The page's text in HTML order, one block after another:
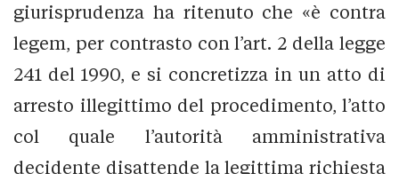
giurisprudenza ha ritenuto che «è contra
legem, per contrasto con l’art. 2 della legge
241 del 1990, e si concretizza in un atto di
arresto illegittimo del procedimento, l’atto
col quale l’autorità amministrativa
decidente disattende la legittima richiesta